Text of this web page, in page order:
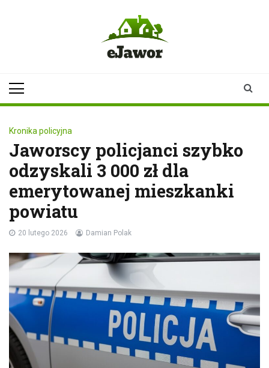
Kronika policyjna
Jaworscy policjanci szybko
odzyskali 3 000 zł dla
emerytowanej mieszkanki
powiatu
20 lutego 2026 Damian Polak